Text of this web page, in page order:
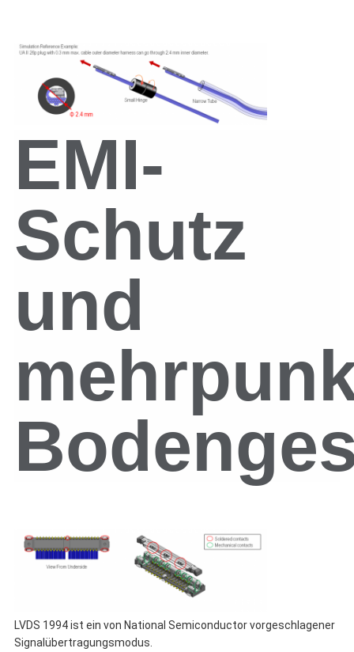
EMI-
Schutz
und
LVDS 1994 ist ein von National Semiconductor vorgeschlagener
Signalübertragungsmodus.